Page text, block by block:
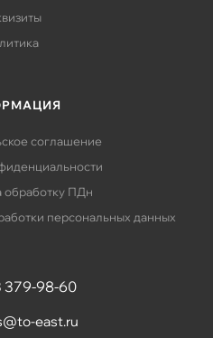
соглашение
обработку ПДн
персональных данных
379-98-60
east.ru